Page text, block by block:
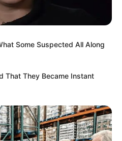
Unterhitze) ca. 55–60
Some Suspected All Along
That They Became Instant